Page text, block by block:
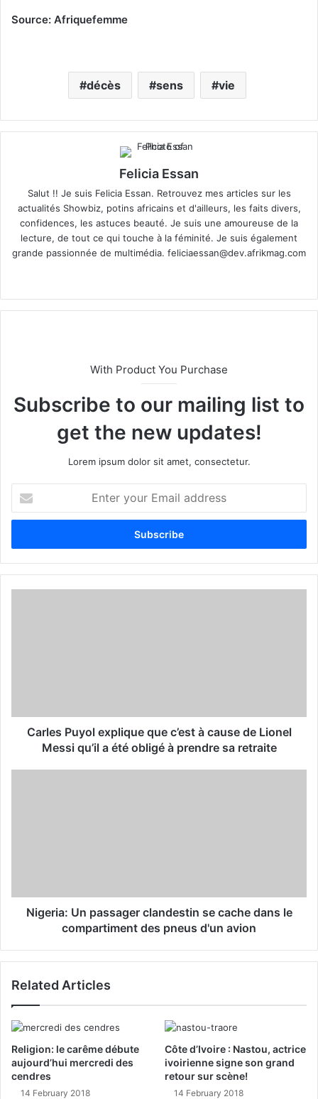
Source: Afriquefemme
décès sens vie
Felicia Essan
Salut !! Je suis Felicia Essan. Retrouvez mes articles sur les
actualités Showbiz, potins africains et d'ailleurs, les faits divers,
confidences, les astuces beauté. Je suis une amoureuse de la
lecture, de tout ce qui touche à la féminité. Je suis également
grande passionnée de multimédia. feliciaessan@dev.afrikmag.com
te
With Product You Purchase
Subscribe to our mailing list to
get the new updates!
Lorem ipsum dolor sit amet, consectetur.
t
r
y
Carles Puyol explique que c’est à cause de Lionel
Messi qu’il a été obligé à prendre sa retraite
Nigeria: Un passager clandestin se cache dans le
compartiment des pneus d'un avion
Related Articles
Religion: le carême débute
aujourd’hui mercredi des
cendres
14 February 2018
Côte d’Ivoire : Nastou, actrice
ivoirienne signe son grand
retour sur scène!
14 February 2018